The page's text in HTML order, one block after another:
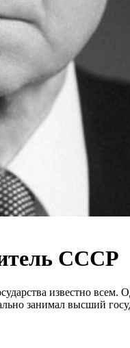
СССР
известно всем.
занимал высший